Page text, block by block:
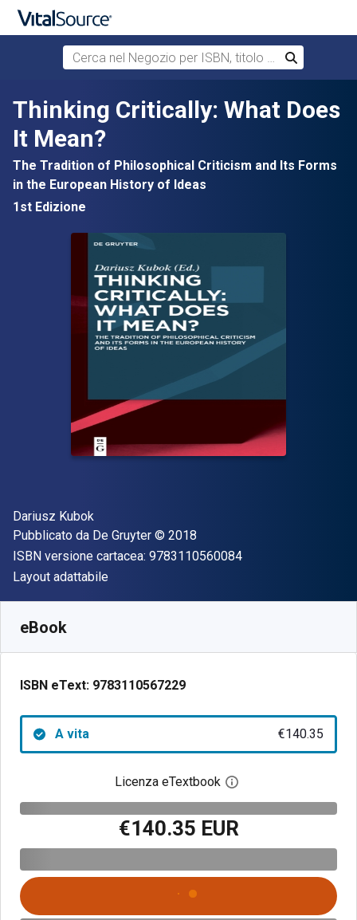
Passa al contenuto principale
Cerca nel Negozio per ISBN, titolo o autore
Cerca
Thinking Critically: What Does
It Mean?
The Tradition of Philosophical Criticism and Its Forms
in the European History of Ideas
1st Edizione
Autore(i)
Dariusz Kubok
Editore
Pubblicato da De Gruyter Copyright
© 2018
ISBN versione cartacea: 9783110560084"ISBN-13
Formato
Layout adattabile
eBook
ISBN eText: 9783110567229
A vita €140.35
Licenza eTextbook Apri la finestra di
€140.35 EUR